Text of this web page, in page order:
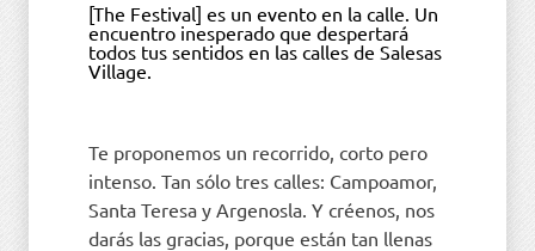
[The Festival] es un evento en la calle. Un
encuentro inesperado que despertará
todos tus sentidos en las calles de Salesas
Village.
Te proponemos un recorrido, corto pero
intenso. Tan sólo tres calles: Campoamor,
Santa Teresa y Argenosla. Y créenos, nos
darás las gracias, porque están tan llenas